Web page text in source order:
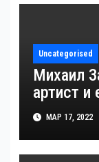
Uncategorised
Михаил
артист и
МАР 17, 2022